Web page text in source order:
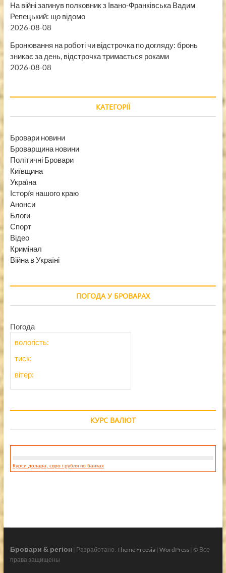
На війні загинув полковник з Івано-Франківська Вадим
Репецький: що відомо
2026-08-08
Бронювання на роботі чи відстрочка по догляду: бронь
зникає за день, відстрочка тримається роками
2026-08-08
КАТЕГОРІЇ
Бровари новини
Броварщина новини
Політичні Бровари
Київщина
Україна
Історїя нашого краю
Анонси
Блоги
Спорт
Відео
Кримінал
Війна в Україні
ПОГОДА У БРОВАРАХ
Погода
вологість:
тиск:
вітер:
КУРС ВАЛЮТ
Курси долара, євро і рубля по банках
Бровари & регіон| Разработано: Theme Freesia| WordPress| © Все
права защищены